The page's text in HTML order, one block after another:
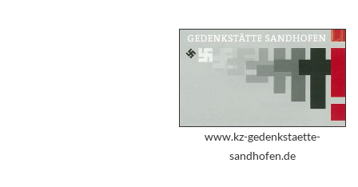
www.kz-gedenkstaette-
sandhofen.de